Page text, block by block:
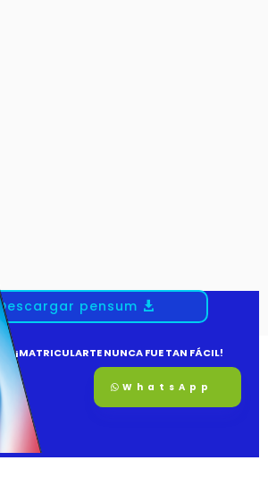
Descargar pensum
¡MATRICULARTE NUNCA FUE TAN FÁCIL!
WhatsApp